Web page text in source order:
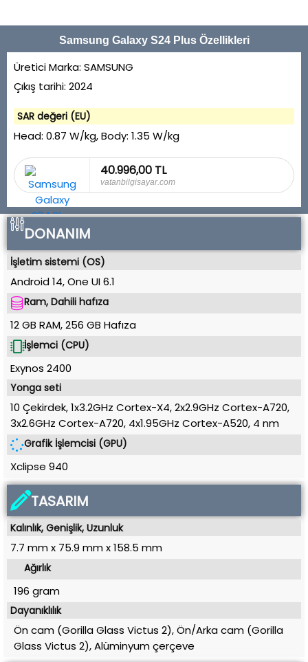
Samsung Galaxy S24 Plus Özellikleri
Üretici Marka: SAMSUNG
Çıkış tarihi: 2024
SAR değeri (EU)
Head: 0.87 W/kg, Body: 1.35 W/kg
40.996,00 TL
vatanbilgisayar.com
DONANIM
İşletim sistemi (OS)
Android 14,One UI 6.1
Ram, Dahili hafıza
12 GB RAM,256 GB Hafıza
İşlemci (CPU)
Exynos 2400
Yonga seti
10 Çekirdek, 1x3.2GHz Cortex-X4, 2x2.9GHz Cortex-A720,
3x2.6GHz Cortex-A720, 4x1.95GHz Cortex-A520, 4 nm
Grafik İşlemcisi (GPU)
Xclipse 940
TASARIM
Kalınlık, Genişlik, Uzunluk
7.7 mmx 75.9 mmx158.5 mm
Ağırlık
196 gram
Dayanıklılık
Ön cam (Gorilla Glass Victus 2), Ön/Arka cam (Gorilla
Glass Victus 2), Alüminyum çerçeve